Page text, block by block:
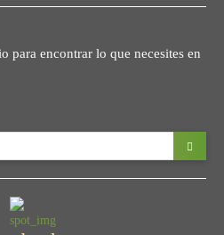
para encontrar lo que necesites en